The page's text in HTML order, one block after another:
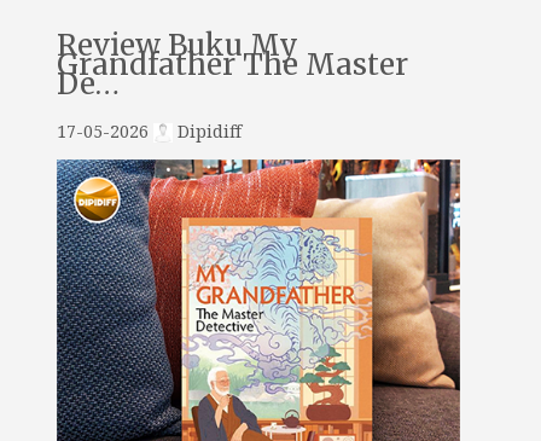
Review Buku My
Grandfather The Master
De…
17-05-2026 Dipidiff